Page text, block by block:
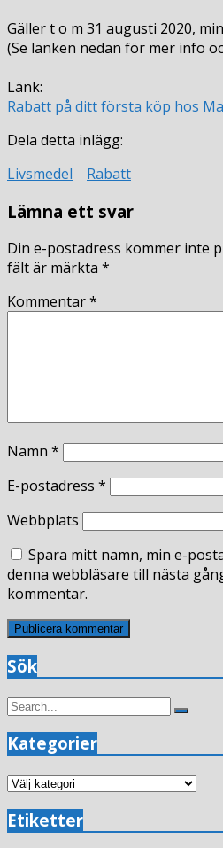
Gäller t o m 31 augusti 2020,
(Se länken nedan för mer info
Länk:
Rabatt på ditt första köp hos
Dela detta inlägg:
Livsmedel
Rabatt
Lämna ett svar
Din e-postadress kommer inte
fält är märkta *
Kommentar*
Namn *
E-postadress *
Webbplats
Spara mitt namn, min e-
denna webbläsare till nästa
kommentar.
Sök
Search
Search
Kategorier
Kategorier
Etiketter